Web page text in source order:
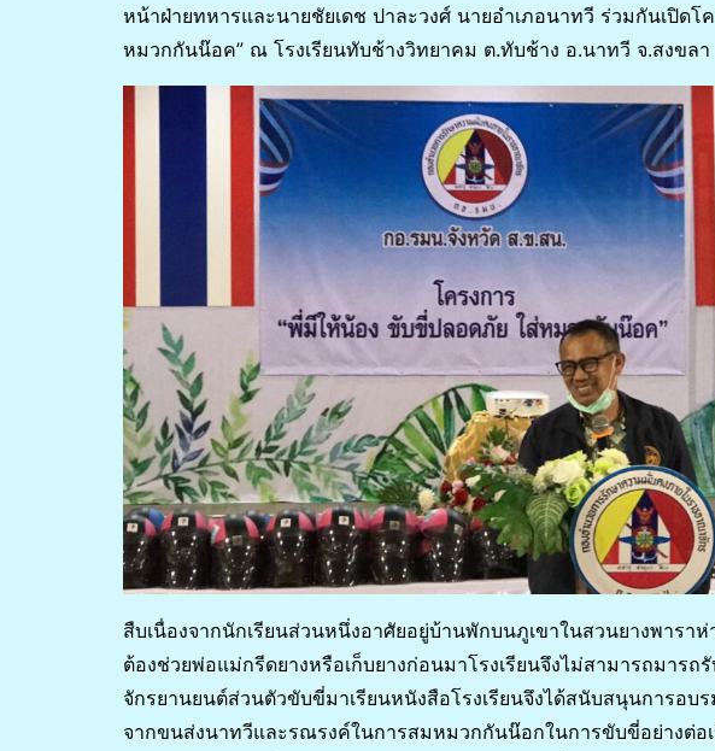
หน้าฝ่ายทหารและนายชัยเดช ปาละวงศ์ นายอำเภอนาทวี ร่วมกันเปิด
หมวกกันน๊อค” ณ โรงเรียนทับช้างวิทยาคม ต.ทับช้าง อ.นาทวี จ.สงขลา
สืบเนื่องจากนักเรียนส่วนหนึ่งอาศัยอยู่บ้านพักบนภูเขาในสวนยางพารา
ต้องช่วยพ่อแม่กรีดยางหรือเก็บยางก่อนมาโรงเรียนจึงไม่สามารถมาร
จักรยานยนต์ส่วนตัวขับขี่มาเรียนหนังสือโรงเรียนจึงได้สนับสนุนการอบ
จากขนส่งนาทวีและรณรงค์ในการสมหมวกกันน๊อกในการขับขี่อย่างต่อ